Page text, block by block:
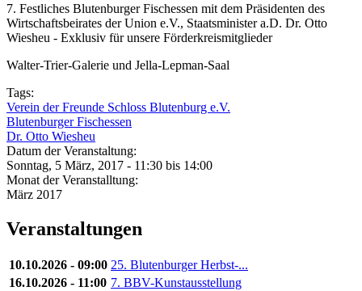
7. Festliches Blutenburger Fischessen mit dem Präsidenten des
Wirtschaftsbeirates der Union e.V., Staatsminister a.D. Dr. Otto
Wiesheu - Exklusiv für unsere Förderkreismitglieder
Walter-Trier-Galerie und Jella-Lepman-Saal
Tags:
Verein der Freunde Schloss Blutenburg e.V.
Blutenburger Fischessen
Dr. Otto Wiesheu
Datum der Veranstaltung:
Sonntag, 5 März, 2017 - 11:30 bis 14:00
Monat der Veranstalltung:
März 2017
Veranstaltungen
10.10.2026 - 09:00 25. Blutenburger Herbst-...
16.10.2026 - 11:00 7. BBV-Kunstausstellung